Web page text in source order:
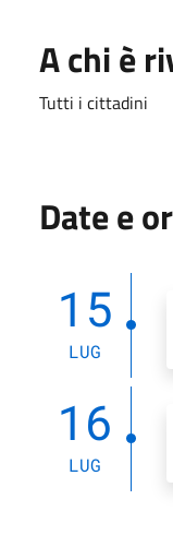
A chi è
Tutti i cittadini
Date e
15
LUG
16
LUG